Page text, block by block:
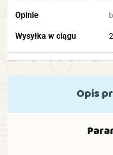
Opinie
Wysyłka w ciągu
Opis